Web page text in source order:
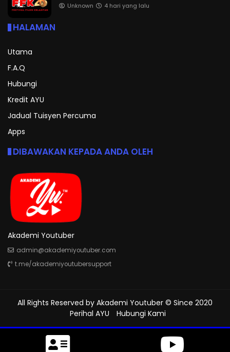
Unknown 4 hari yang lalu
HALAMAN
Utama
F.A.Q
Hubungi
Kredit AYU
Jadual Tuisyen Percuma
Apps
DIBAWAKAN KEPADA ANDA OLEH
Akademi Youtuber
admin@akademiyoutuber.com
t.me/akademiyoutubersupport
All Rights Reserved by Akademi Youtuber © Since 2020
Perihal AYU
Hubungi Kami